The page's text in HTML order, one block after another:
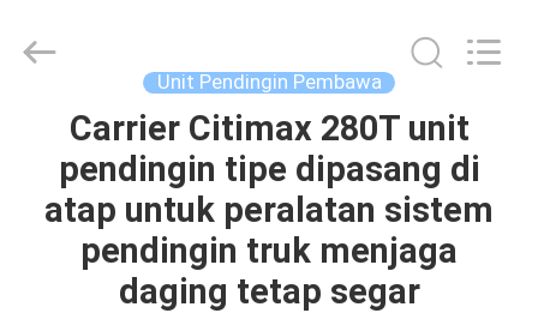
RUMAH
PRODUK
TENTANG
INDUSTRY
Unit Pendingin Pembawa
Carrier Citimax 280T unit
pendingin tipe dipasang di
atap untuk peralatan sistem
pendingin truk menjaga
daging tetap segar